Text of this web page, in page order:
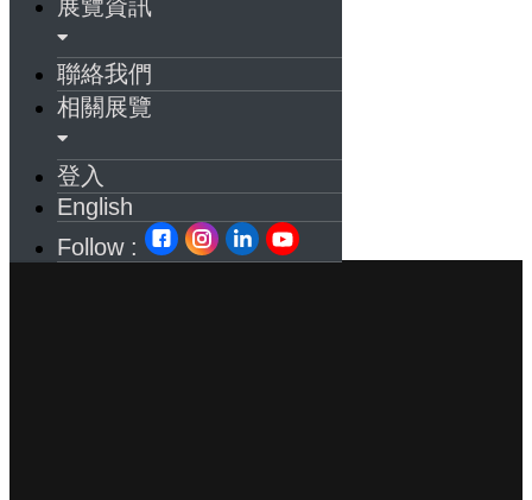
展覽資訊
聯絡我們
相關展覽
登入
English
Follow :